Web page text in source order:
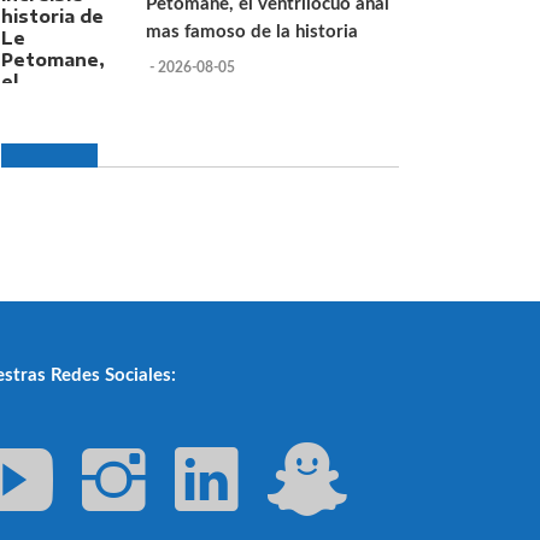
Petomane, el ventrilocuo anal
mas famoso de la historia
- 2026-08-05
Redes Sociales: